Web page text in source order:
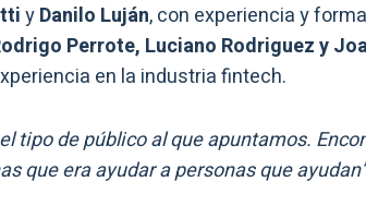
yDanilo Luján, con experiencia y
Perrote, Luciano Rodriguez y
en la industria fintech.
tipo de público al que apuntamos.
que era ayudar a personas que